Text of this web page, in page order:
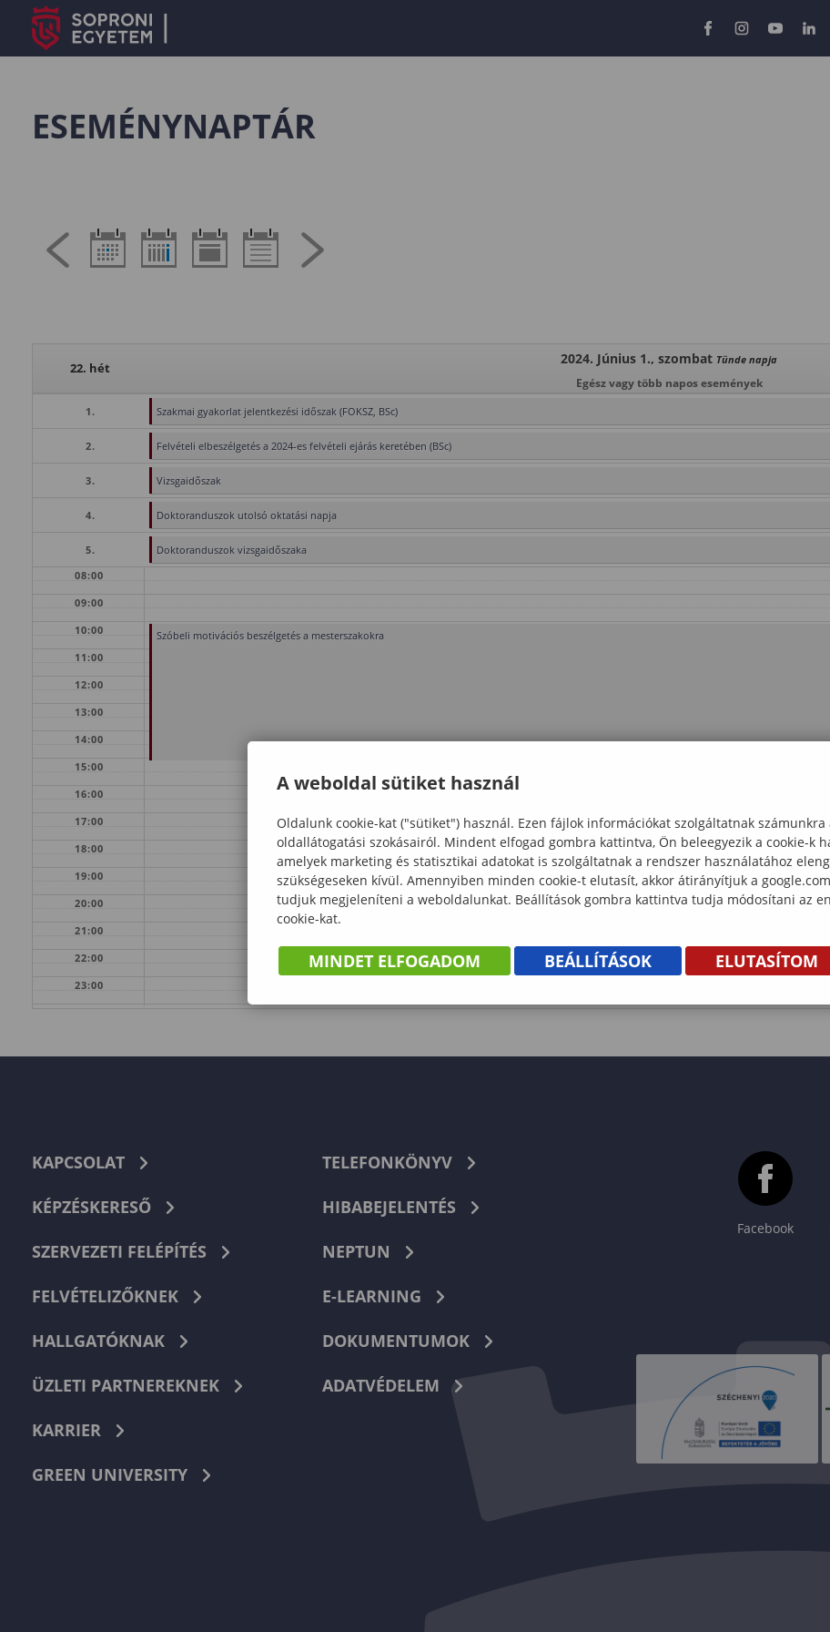
ESEMÉNYNAPTÁR
22. hét
2024. Június 1., szombat Tünde napja
Egész vagy több napos események
1. Szakmai gyakorlat jelentkezési időszak (FOKSZ, BSc)
2. Felvételi elbeszélgetés a 2024-es felvételi ejárás keretében (BSc)
3. Vizsgaidőszak
4. Doktoranduszok utolsó oktatási napja
5.
Doktoranduszok vizsgaidőszaka
08:00
09:00
10:00
11:00
12:00
13:00
14:00
15:00
16:00
17:00
18:00
19:00
20:00
21:00
22:00
23:00
Szóbeli motivációs beszélgetés a mesterszakokra
KAPCSOLAT
KÉPZÉSKERESŐ
SZERVEZETI FELÉPÍTÉS
FELVÉTELIZŐKNEK
HALLGATÓKNAK
ÜZLETI PARTNEREKNEK
KARRIER
GREEN UNIVERSITY
TELEFONKÖNYV
HIBABEJELENTÉS
NEPTUN
E-LEARNING
DOKUMENTUMOK
ADATVÉDELEM
Facebook
A weboldal sütiket használ
Oldalunk cookie-kat ("sütiket") használ. Ezen fájlok információkat szolgáltatnak
oldallátogatási szokásairól. Mindent elfogad gombra kattintva, Ön beleegyezik a cookie-k
amelyek marketing és statisztikai adatokat is szolgáltatnak a rendszer használatához
szükségeseken kívül. Amennyiben minden cookie-t elutasít, akkor átirányítjuk a
tudjuk megjeleníteni a weboldalunkat. Beállítások gombra kattintva tudja módosítani az
cookie-kat.
MINDET ELFOGADOM BEÁLLÍTÁSOK ELUTASÍTOM